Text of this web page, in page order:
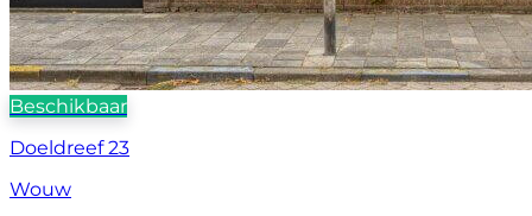
Beschikbaar
Doeldreef 23
Wouw